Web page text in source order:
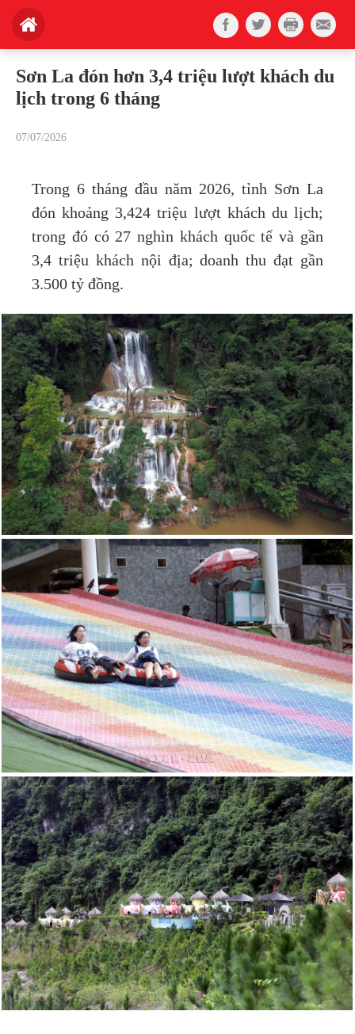
Sơn La đón hơn 3,4 triệu lượt khách du
lịch trong 6 tháng
07/07/2026
Trong 6 tháng đầu năm 2026, tỉnh Sơn La
đón khoảng 3,424 triệu lượt khách du lịch;
trong đó có 27 nghìn khách quốc tế và gần
3,4 triệu khách nội địa; doanh thu đạt gần
3.500 tỷ đồng.